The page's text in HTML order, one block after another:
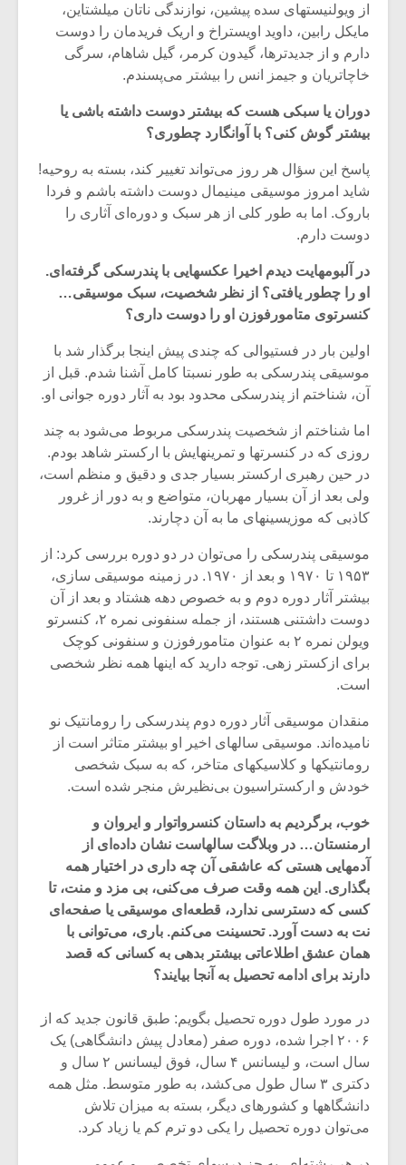
از ویولنیستهای سده پیشین، نوازندگی ناتان میلشتاین،
مایکل رابین، داوید اویستراخ و اریک فریدمان را دوست
دارم و از جدیدترها، گیدون کرمر، گیل شاهام، سرگی
خاچاتریان و جیمز انس را بیشتر می‌پسندم.
دوران یا سبکی هست که بیشتر دوست داشته باشی یا
بیشتر گوش کنی؟ با آوانگارد چطوری؟
پاسخ این سؤال هر روز می‌تواند تغییر کند، بسته به روحیه!
شاید امروز موسیقی مینیمال دوست داشته باشم و فردا
باروک. اما به طور کلی از هر سبک و دوره‌ای آثاری را
دوست دارم.
در آلبومهایت دیدم اخیرا عکسهایی با پندرسکی گرفته‌ای.
او را چطور یافتی؟ از نظر شخصیت، سبک موسیقی…
کنسرتوی متامورفوزن او را دوست داری؟
اولین بار در فستیوالی که چندی پیش اینجا برگذار شد با
موسیقی پندرسکی به طور نسبتا کامل آشنا شدم. قبل از
آن، شناختم از پندرسکی محدود بود به آثار دوره جوانی او.
اما شناختم از شخصیت پندرسکی مربوط می‌شود به چند
روزی که در کنسرتها و تمرینهایش با ارکستر شاهد بودم.
در حین رهبری ارکستر بسیار جدی و دقیق و منظم است،
ولی بعد از آن بسیار مهربان، متواضع و به دور از غرور
کاذبی که موزیسینهای ما به آن دچارند.
موسیقی پندرسکی را می‌توان در دو دوره بررسی کرد: از
۱۹۵۳ تا ۱۹۷۰ و بعد از ۱۹۷۰. در زمینه موسیقی سازی،
بیشتر آثار دوره دوم و به خصوص دهه هشتاد و بعد از آن
دوست داشتنی هستند، از جمله سنفونی نمره ۲، کنسرتو
ویولن نمره ۲ به عنوان متامورفوزن و سنفونی کوچک
برای ازکستر زهی. توجه دارید که اینها همه نظر شخصی
است.
منقدان موسیقی آثار دوره دوم پندرسکی را رومانتیک نو
نامیده‌اند. موسیقی سالهای اخیر او بیشتر متاثر است از
رومانتیکها و کلاسیکهای متاخر، که به سبک شخصی
خودش و ارکستراسیون بی‌نظیرش منجر شده است.
خوب، برگردیم به داستان کنسرواتوار و ایروان و
ارمنستان… در وبلاگت سالهاست نشان داده‌ای از
آدمهایی هستی که عاشقی آن چه داری در اختیار همه
بگذاری. این همه وقت صرف می‌کنی، بی مزد و منت، تا
کسی که دسترسی ندارد، قطعه‌ای موسیقی یا صفحه‌ای
نت به دست آورد. تحسینت می‌کنم. باری، می‌توانی با
همان عشق اطلاعاتی بیشتر بدهی به کسانی که قصد
دارند برای ادامه تحصیل به آنجا بیایند؟
در مورد طول دوره تحصیل بگویم: طبق قانون جدید که از
۲۰۰۶ اجرا شده، دوره صفر (معادل پیش دانشگاهی) یک
سال است، و لیسانس ۴ سال، فوق لیسانس ۲ سال و
دکتری ۳ سال طول می‌کشد، به طور متوسط. مثل همه
دانشگاهها و کشورهای دیگر، بسته به میزان تلاش
می‌توان دوره تحصیل را یکی دو ترم کم یا زیاد کرد.